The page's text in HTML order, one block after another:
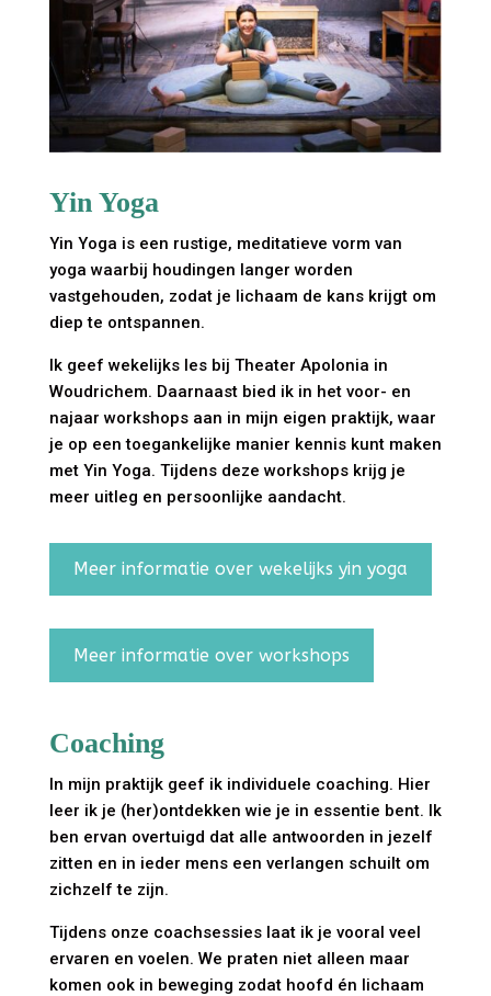
Yin Yoga
Yin Yoga is een rustige, meditatieve vorm van
yoga waarbij houdingen langer worden
vastgehouden, zodat je lichaam de kans krijgt om
diep te ontspannen.
Ik geef wekelijks les bij Theater Apolonia in
Woudrichem. Daarnaast bied ik in het voor- en
najaar workshops aan in mijn eigen praktijk, waar
je op een toegankelijke manier kennis kunt maken
met Yin Yoga. Tijdens deze workshops krijg je
meer uitleg en persoonlijke aandacht.
Meer informatie over wekelijks yin yoga
Meer informatie over workshops
Coaching
In mijn praktijk geef ik individuele coaching. Hier
leer ik je (her)ontdekken wie je in essentie bent. Ik
ben ervan overtuigd dat alle antwoorden in jezelf
zitten en in ieder mens een verlangen schuilt om
zichzelf te zijn.
Tijdens onze coachsessies laat ik je vooral veel
ervaren en voelen. We praten niet alleen maar
komen ook in beweging zodat hoofd én lichaam